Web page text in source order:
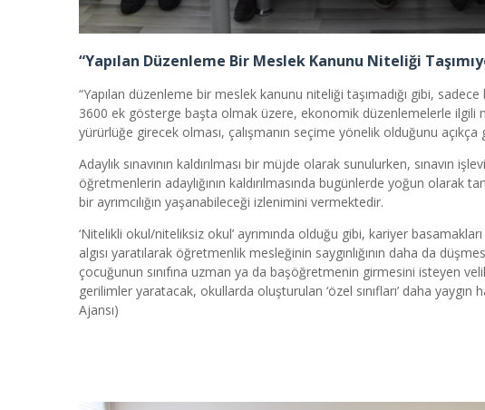
“Yapılan Düzenleme Bir Meslek Kanunu Niteliği
“Yapılan düzenleme bir meslek kanunu niteliği taşımadığı gibi,
3600 ek gösterge başta olmak üzere, ekonomik düzenlemelerle ilgili
yürürlüğe girecek olması, çalışmanın seçime yönelik olduğunu
Adaylık sınavının kaldırılması bir müjde olarak sunulurken, sınavın
öğretmenlerin adaylığının kaldırılmasında bugünlerde yoğun olarak
bir ayrımcılığın yaşanabileceği izlenimini vermektedir.
‘Nitelikli okul/niteliksiz okul’ ayrımında olduğu gibi, kariyer
algısı yaratılarak öğretmenlik mesleğinin saygınlığının daha da
çocuğunun sınıfına uzman ya da başöğretmenin girmesini isteyen
gerilimler yaratacak, okullarda oluşturulan ‘özel sınıfları’ daha
Ajansı)